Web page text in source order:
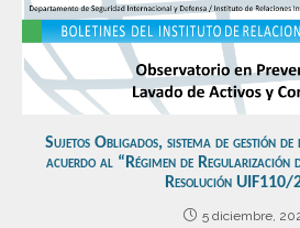
Sujetos Obligados, sistema de gestión
acuerdo al “Régimen de
Resolución UIF110/
5 diciembre,